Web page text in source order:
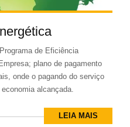
de Eficiência
plano de pagamento
onde o pagando do serviço
alcançada.
LEIA MAIS